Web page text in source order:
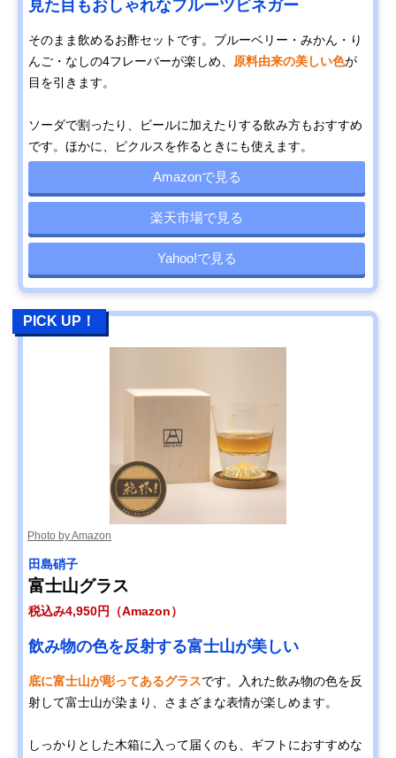
見た目もおしゃれなフルーツビネガー
そのまま飲めるお酢セットです。ブルーベリー・みかん・り
んご・なしの4フレーバーが楽しめ、 原料由来の美しい色が
目を引きます。
ソーダで割ったり、ビールに加えたりする飲み方もおすすめ
です。ほかに、ピクルスを作るときにも使えます。
Amazonで見る
楽天市場で見る
Yahoo!で見る
PICK UP！
Photo by Amazon
‎田島硝子
富士山グラス
税込み4,950円（Amazon）
飲み物の色を反射する富士山が美しい
底に富士山が彫ってあるグラスです。入れた飲み物の色を反
射して富士山が染まり、さまざまな表情が楽しめます。
しっかりとした木箱に入って届くのも、ギフトにおすすめな